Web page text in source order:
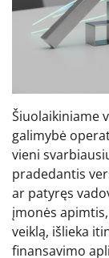
Šiuolaikiniame
galimybė
vieni
pradedantis
ar patyręs
įmonės
veiklą, išlieka
finansavimo